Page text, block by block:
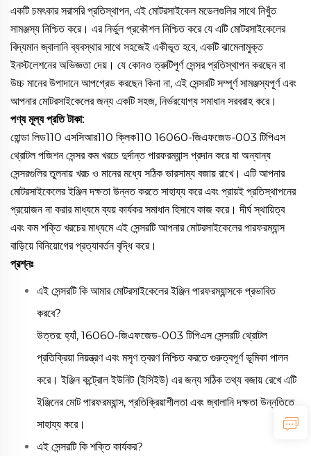
একটি চমৎকার সরাসরি প্রতিস্থাপন, এই মোটরসাইকেল মডেলগুলির সাথে নিখুঁত
সামঞ্জস্য নিশ্চিত করে। এর নির্ভুল প্রকৌশল নিশ্চিত করে যে এটি মোটরসাইকেলের
বিদ্যমান জ্বালানি ব্যবস্থার সাথে সহজেই একীভূত হবে, একটি ঝামেলামুক্ত
ইনস্টলেশনের অভিজ্ঞতা দেয়। যে কোনও ত্রুটিপূর্ণ সেন্সর প্রতিস্থাপন করছেন বা
উচ্চ মানের উপাদানে আপগ্রেড করছেন কিনা না, এই সেন্সরটি সম্পূর্ণ সামঞ্জস্যপূর্ণ এবং
আপনার মোটরসাইকেলের জন্য একটি সহজ, নির্ভরযোগ্য সমাধান সরবরাহ করে।
পণ্য মূল্য প্রতি টাকা:
হোন্ডা লিড110 এসসিআর110 ক্লিক110 16060-জিএফজেড-003 টিপিএস
থ্রোটল পজিশন সেন্সর কম খরচে দুর্দান্ত পারফরম্যান্স প্রদান করে যা অন্যান্য
সেন্সরগুলির তুলনায় খরচ ও মানের মধ্যে সঠিক ভারসাম্য বজায় রাখে। এটি আপনার
মোটরসাইকেলের ইঞ্জিন দক্ষতা উন্নত করতে সাহায্য করে এবং প্রায়ই প্রতিস্থাপনের
প্রয়োজন না করার মাধ্যমে ব্যয় কার্যকর সমাধান হিসাবে কাজ করে। দীর্ঘ স্থায়িত্ব
এবং কম শক্তি খরচের মাধ্যমে এই সেন্সরটি আপনার মোটরসাইকেলের পারফরম্যান্স
বাড়িয়ে বিনিয়োগের প্রত্যাবর্তন বৃদ্ধি করে।
প্রশ্নঃ
এই সেন্সরটি কি আমার মোটরসাইকেলের ইঞ্জিন পারফরম্যান্সকে প্রভাবিত
করবে?
উত্তর: হ্যাঁ, 16060-জিএফজেড-003 টিপিএস সেন্সরটি থ্রোটল
প্রতিক্রিয়া নিয়ন্ত্রণ এবং মসৃণ ত্বরণ নিশ্চিত করতে গুরুত্বপূর্ণ ভূমিকা পালন
করে। ইঞ্জিন কন্ট্রোল ইউনিট (ইসিইউ) এর জন্য সঠিক তথ্য বজায় রেখে এটি
ইঞ্জিনের মোট পারফরম্যান্স, প্রতিক্রিয়াশীলতা এবং জ্বালানি দক্ষতা উন্নতিতে
সাহায্য করে।
এই সেন্সরটি কি শক্তি কার্যকর?